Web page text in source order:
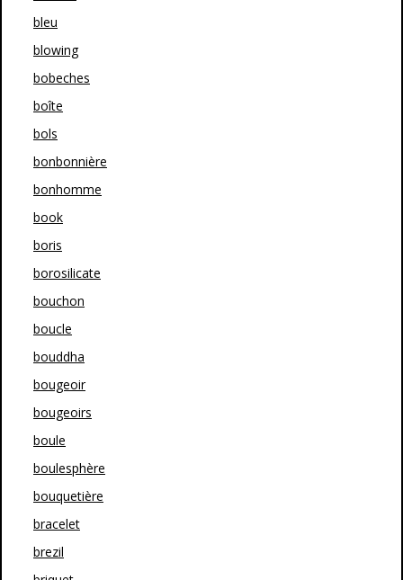
bleu
blowing
bobeches
boîte
bols
bonbonnière
bonhomme
book
boris
borosilicate
bouchon
boucle
bouddha
bougeoir
bougeoirs
boule
boulesphère
bouquetière
bracelet
brezil